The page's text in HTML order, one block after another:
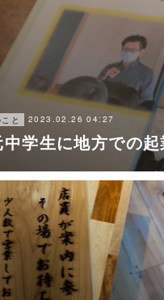
と 2023.02.26 04:27
学生に地方での